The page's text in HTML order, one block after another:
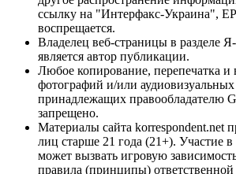
ссылку на "Интерфакс-Украина",
воспрещается.
Владелец веб-страницы в разделе
является автор публикации.
Любое копирование, перепечатка и
фотографий и/или аудиовизуальных
принадлежащих правообладателю
запрещено.
Материалы сайта korrespondent.net
лиц старше 21 года (21+). Участие в
может вызвать игровую
правила (принципы)